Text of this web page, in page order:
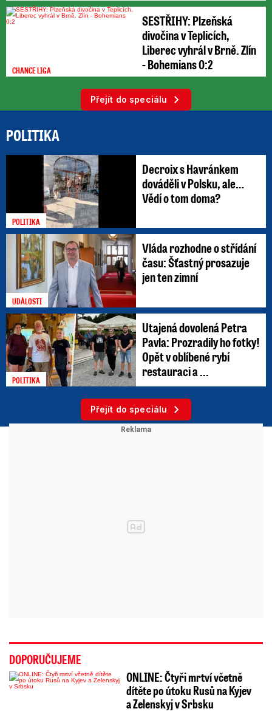
CHANCE LIGA
SESTŘIHY: Plzeňská
divočina v Teplicích,
Liberec vyhrál v Brně. Zlín
- Bohemians 0:2
Přejít do speciálu
POLITIKA
POLITIKA
Decroix s Havránkem
dováděli v Polsku, ale…
Vědí o tom doma?
UDÁLOSTI
Vláda rozhodne o střídání
času: Šťastný prosazuje
jen ten zimní
POLITIKA
Utajená dovolená Petra
Pavla: Prozradily ho fotky!
Opět v oblíbené rybí
restauraci a ...
Přejít do speciálu
DOPORUČUJEME
ONLINE: Čtyři mrtví včetně
dítěte po útoku Rusů na Kyjev
a Zelenskyj v Srbsku